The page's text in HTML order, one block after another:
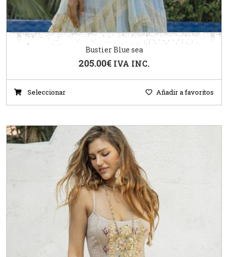
Bustier Blue sea
205.00€ IVA INC.
Seleccionar Añadir a favoritos